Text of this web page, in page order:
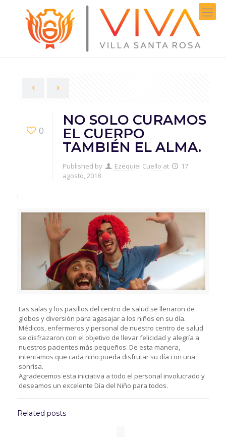
0
NO SOLO CURAMOS
EL CUERPO
TAMBIÉN EL ALMA.
Published by Ezequiel Cuello at
17
agosto, 2018
Las salas y los pasillos del centro de salud se llenaron de
globos y diversión para agasajar a los niños en su día.
Médicos, enfermeros y personal de nuestro centro de salud
se disfrazaron con el objetivo de llevar felicidad y alegría a
nuestros pacientes más pequeños. De esta manera,
intentamos que cada niño pueda disfrutar su día con una
sonrisa.
Agradecemos esta iniciativa a todo el personal involucrado y
deseamos un excelente Día del Niño para todos.
Related posts